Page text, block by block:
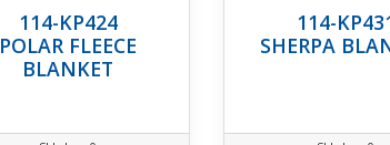
114-KP424
POLAR FLEECE
BLANKET
114-
SHERPA